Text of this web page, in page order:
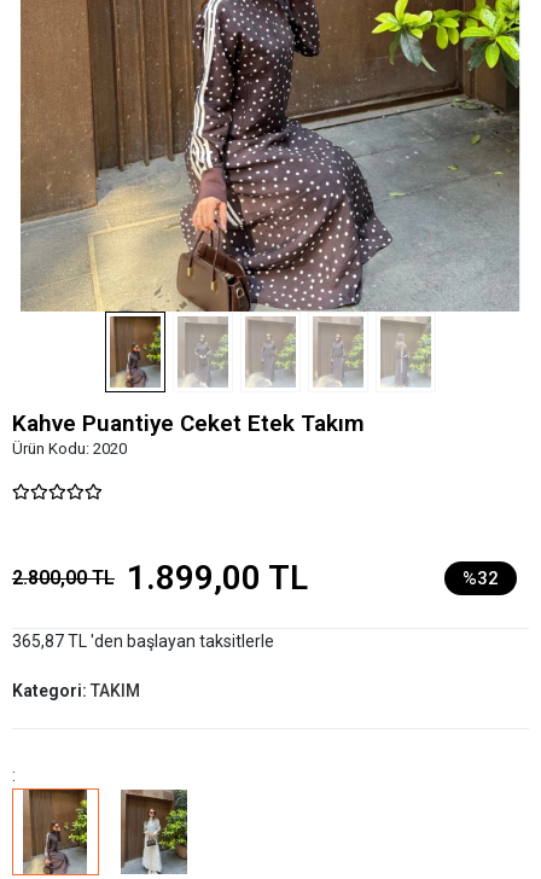
Kahve Puantiye Ceket Etek Takım
Ürün Kodu: 2020
2.800,00 TL 1.899,00 TL %32
365,87 TL 'den başlayan taksitlerle
Kategori: TAKIM
: